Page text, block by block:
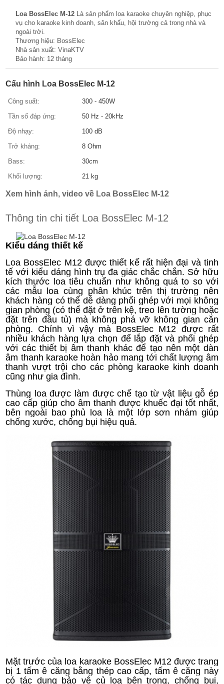
Loa BossElec M-12 Là sản phẩm loa karaoke chuyên nghiệp, phục
vụ cho karaoke kinh doanh, sân khấu, hội trường cả trong nhà và
ngoài trời.
Thương hiệu: BossElec
Nhà sản xuất: VinaKTV
Bảo hành: 12 tháng
Cấu hình Loa BossElec M-12
Công suất:
300 - 450W
Tần số đáp ứng:
50 Hz - 20kHz
Độ nhạy:
100 dB
Trở kháng:
8 Ohm
Bass:
30cm
Khối lượng:
21 kg
Xem hình ảnh, video về Loa BossElec M-12
Thông tin chi tiết Loa BossElec M-12
Kiểu dáng thiết kế
Loa BossElec M12 được thiết kế rất hiện đại và tinh
tế với kiểu dáng hình trụ đa giác chắc chắn. Sở hữu
kích thước loa tiêu chuẩn như không quá to so với
các mẫu loa cùng phân khúc trên thị trường nên
khách hàng có thể dễ dàng phối ghép với mọi không
gian phòng (có thể đặt ở trên kệ, treo lên tường hoặc
đặt trên đầu tủ) mà không phá vỡ không gian căn
phòng. Chính vì vậy mà BossElec M12 được rất
nhiều khách hàng lựa chọn để lắp đặt và phối ghép
với các thiết bị âm thanh khác để tạo nên một dàn
âm thanh karaoke hoàn hảo mang tới chất lượng âm
thanh vượt trội cho các phòng karaoke kinh doanh
cũng như gia đình.
Thùng loa được làm được chế tạo từ vật liệu gỗ ép
cao cấp giúp cho âm thanh được khuếc đại tốt nhất,
bên ngoài bao phủ loa là một lớp sơn nhám giúp
chống xước, chống bụi hiệu quả.
Mặt trước của loa karaoke BossElec M12 được trang
bị 1 tấm ê căng bằng thép cao cấp, tấm ê căng này
có tác dụng bảo vệ củ loa bên trong, chống bụi,